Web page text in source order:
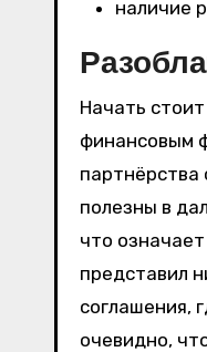
наличие
Начать
финансовым
партнёрства
полезны в
что
представил
соглашения,
очевидно,